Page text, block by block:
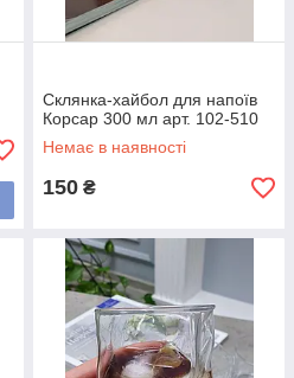
Склянка-хайбол для напоїв
Корсар 300 мл арт. 102-510
Немає в наявності
150 ₴